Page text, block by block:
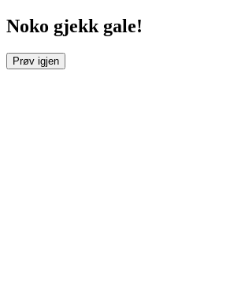
Noko gjekk gale!
Prøv igjen